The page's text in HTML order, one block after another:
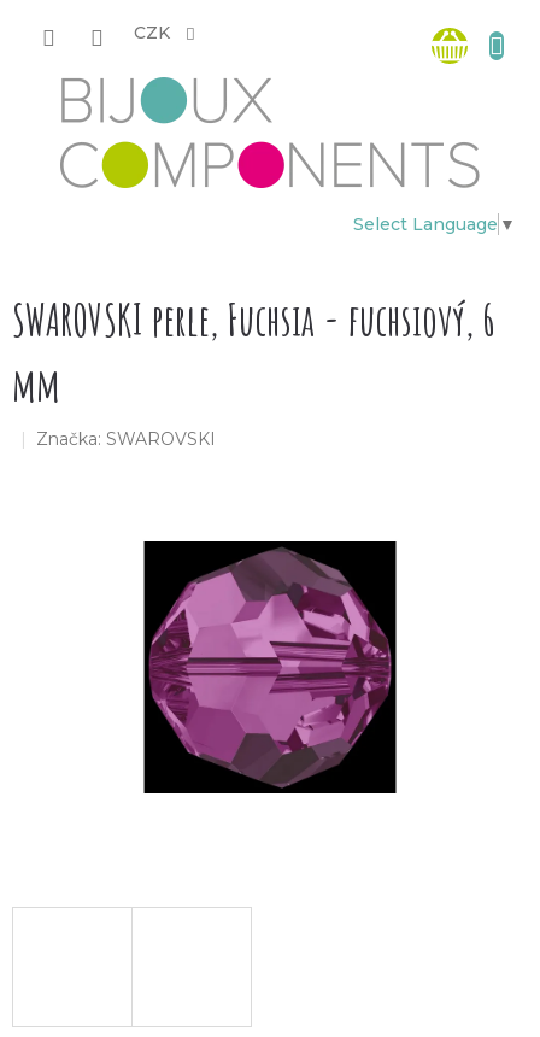
CZK
Select Language ▼
košík
SWAROVSKI perle, Fuchsia - fuchsiový, 6
mm
Značka: SWAROVSKI